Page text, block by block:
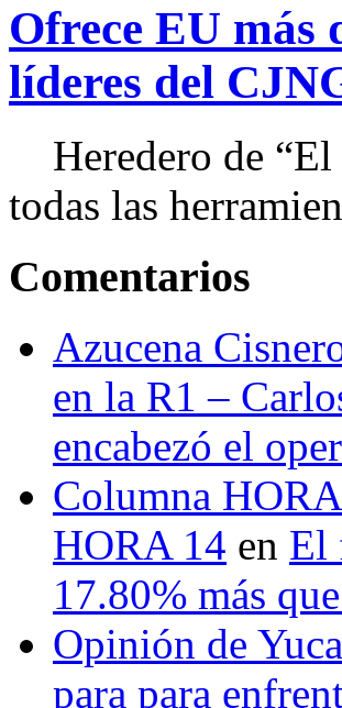
Ofrece EU más
líderes del
Heredero de “El
todas las
Comentarios
Azucena
en la R1 –
encabezó el
Columna
HORA 14 en El
17.80% más
Opinión de
para para